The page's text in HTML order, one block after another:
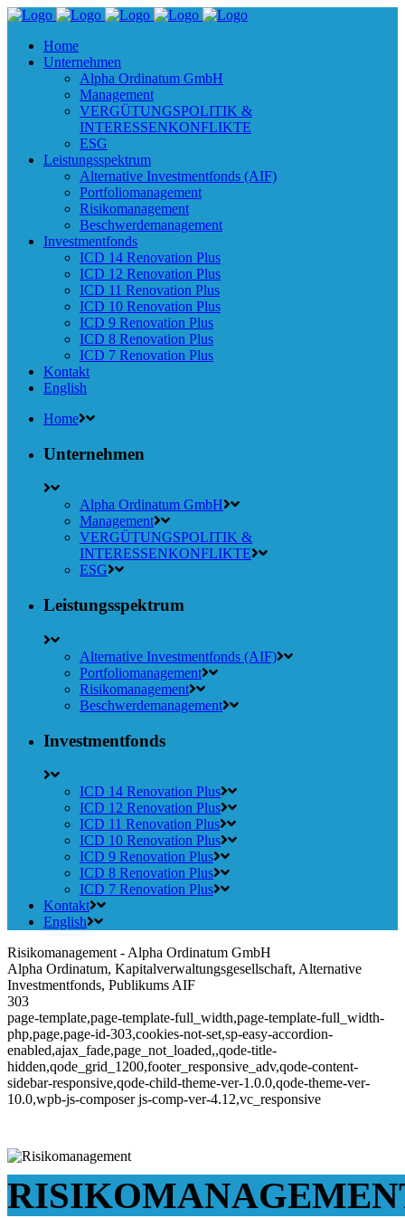
Home
Unternehmen
Alpha Ordinatum GmbH
Management
VERGÜTUNGSPOLITIK &
INTERESSENKONFLIKTE
ESG
Leistungsspektrum
Alternative Investmentfonds (AIF)
Portfoliomanagement
Risikomanagement
Beschwerdemanagement
Investmentfonds
ICD 14 Renovation Plus
ICD 12 Renovation Plus
ICD 11 Renovation Plus
ICD 10 Renovation Plus
ICD 9 Renovation Plus
ICD 8 Renovation Plus
ICD 7 Renovation Plus
Kontakt
English
Home
Unternehmen
Alpha Ordinatum GmbH
Management
VERGÜTUNGSPOLITIK &
INTERESSENKONFLIKTE
ESG
Leistungsspektrum
Alternative Investmentfonds (AIF)
Portfoliomanagement
Risikomanagement
Beschwerdemanagement
Investmentfonds
ICD 14 Renovation Plus
ICD 12 Renovation Plus
ICD 11 Renovation Plus
ICD 10 Renovation Plus
ICD 9 Renovation Plus
ICD 8 Renovation Plus
ICD 7 Renovation Plus
Kontakt
English
Risikomanagement - Alpha Ordinatum GmbH
Alpha Ordinatum, Kapitalverwaltungsgesellschaft, Alternative
Investmentfonds, Publikums AIF
303
page-template,page-template-full_width,page-template-full_width-
php,page,page-id-303,cookies-not-set,sp-easy-accordion-
enabled,ajax_fade,page_not_loaded,,qode-title-
hidden,qode_grid_1200,footer_responsive_adv,qode-content-
sidebar-responsive,qode-child-theme-ver-1.0.0,qode-theme-ver-
10.0,wpb-js-composer js-comp-ver-4.12,vc_responsive